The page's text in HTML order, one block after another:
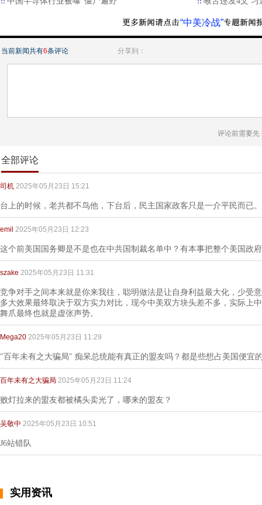
“中美冷战”
当前新闻共有6条评论 分享到：
评论前需要先
全部评论
司机 2025年05月23日 15:21
台上的时候，老共都不鸟他，下台后，民主国家政客只是一介平民而已。
emil 2025年05月23日 12:23
这个前美国国务卿是不是也在中共国制裁名单中？有本事把整个美国政
szake 2025年05月23日 11:31
竞争对手之间本来就是你来我往，聪明做法是让自身利益最大化，少受
多大效果最终取决于双方实力对比，现今中美双方块头差不多，实际上
舞爪最终也就是虚张声势。
Mega20 2025年05月23日 11:29
"百年未有之大骗局" 痴呆总统能有真正的盟友吗？都是些想占美国便宜
百年未有之大骗局 2025年05月23日 11:24
败灯拉来的盟友都被橘头卖光了，哪来的盟友？
吴敬中 2025年05月23日 10:51
J6站错队
实用资讯